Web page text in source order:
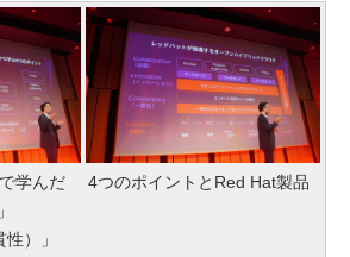
学んだ
）」
4つのポイントとRed Hat製品